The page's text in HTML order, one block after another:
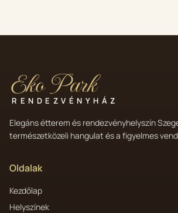
Eko Park
RENDEZVÉNYHÁZ
Elegáns étterem és rendezvényhelyszín
természetközeli hangulat és a figyelmes
Oldalak
Kezdőlap
Helyszínek